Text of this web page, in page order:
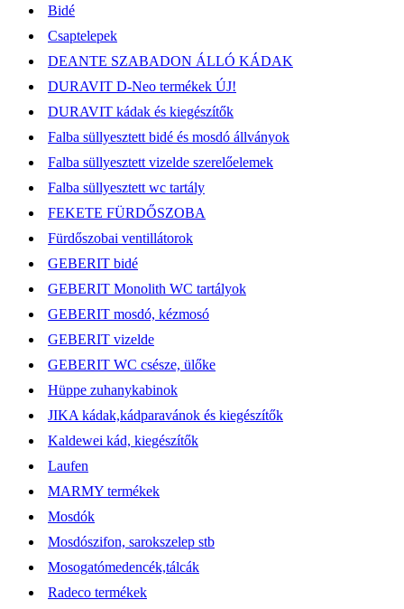
Bidé
Csaptelepek
DEANTE SZABADON ÁLLÓ KÁDAK
DURAVIT D-Neo termékek ÚJ!
DURAVIT kádak és kiegészítők
Falba süllyesztett bidé és mosdó állványok
Falba süllyesztett vizelde szerelőelemek
Falba süllyesztett wc tartály
FEKETE FÜRDŐSZOBA
Fürdőszobai ventillátorok
GEBERIT bidé
GEBERIT Monolith WC tartályok
GEBERIT mosdó, kézmosó
GEBERIT vizelde
GEBERIT WC csésze, ülőke
Hüppe zuhanykabinok
JIKA kádak,kádparavánok és kiegészítők
Kaldewei kád, kiegészítők
Laufen
MARMY termékek
Mosdók
Mosdószifon, sarokszelep stb
Mosogatómedencék,tálcák
Radeco termékek